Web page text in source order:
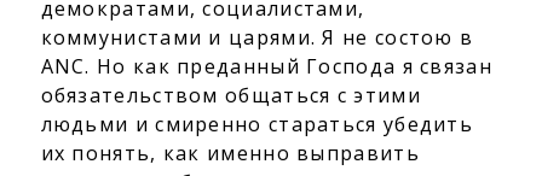
демократами, социалистами,
коммунистами и царями. Я не состою в
ANC. Но как преданный Господа я связан
обязательством общаться с этими
людьми и смиренно стараться убедить
их понять, как именно выправить